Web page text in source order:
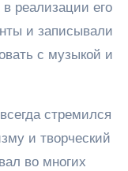
реализации его
и записывали
с музыкой и
стремился
и творческий
во многих